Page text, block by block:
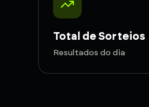
Total de Sorteios
Resultados do dia